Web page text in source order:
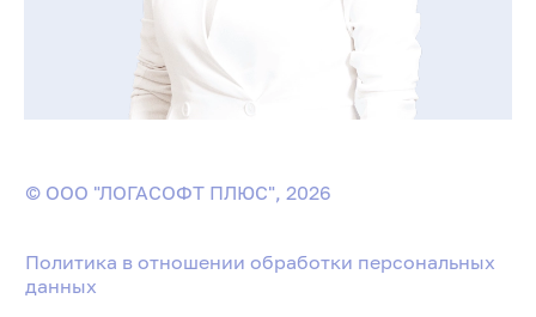
© ООО "ЛОГАСОФТ ПЛЮС", 2026
Политика в отношении обработки персональных
данных